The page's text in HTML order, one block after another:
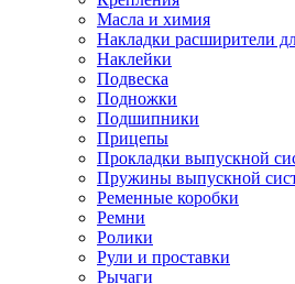
Масла и химия
Накладки расширители
Наклейки
Подвеска
Подножки
Подшипники
Прицепы
Прокладки выпускной
Пружины выпускной
Ременные коробки
Ремни
Ролики
Рули и проставки
Рычаги